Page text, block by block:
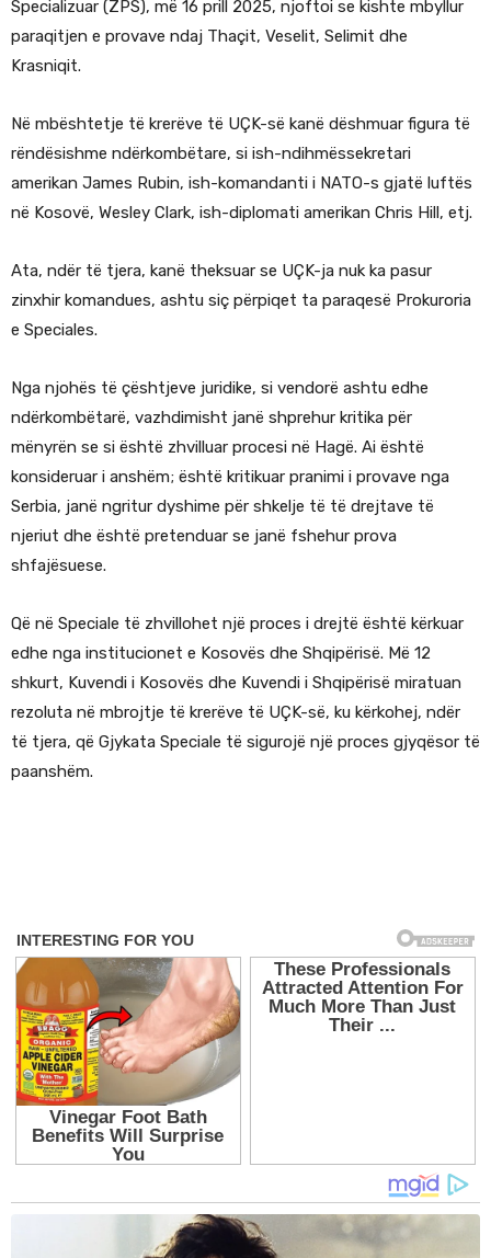
Specializuar (ZPS), më 16 prill 2025, njoftoi se kishte mbyllur
paraqitjen e provave ndaj Thaçit, Veselit, Selimit dhe
Krasniqit.
Në mbështetje të krerëve të UÇK-së kanë dëshmuar figura të
rëndësishme ndërkombëtare, si ish-ndihmëssekretari
amerikan James Rubin, ish-komandanti i NATO-s gjatë luftës
në Kosovë, Wesley Clark, ish-diplomati amerikan Chris Hill, etj.
Ata, ndër të tjera, kanë theksuar se UÇK-ja nuk ka pasur
zinxhir komandues, ashtu siç përpiqet ta paraqesë Prokuroria
e Speciales.
Nga njohës të çështjeve juridike, si vendorë ashtu edhe
ndërkombëtarë, vazhdimisht janë shprehur kritika për
mënyrën se si është zhvilluar procesi në Hagë. Ai është
konsideruar i anshëm; është kritikuar pranimi i provave nga
Serbia, janë ngritur dyshime për shkelje të të drejtave të
njeriut dhe është pretenduar se janë fshehur prova
shfajësuese.
Që në Speciale të zhvillohet një proces i drejtë është kërkuar
edhe nga institucionet e Kosovës dhe Shqipërisë. Më 12
shkurt, Kuvendi i Kosovës dhe Kuvendi i Shqipërisë miratuan
rezoluta në mbrojtje të krerëve të UÇK-së, ku kërkohej, ndër
të tjera, që Gjykata Speciale të sigurojë një proces gjyqësor të
paanshëm.